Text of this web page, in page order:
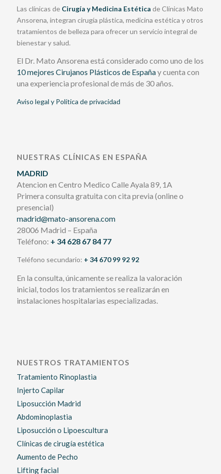
Las clínicas de Cirugía y Medicina Estética de Clínicas Mato
Ansorena, integran cirugía plástica, medicina estética y otros
tratamientos de belleza para ofrecer un servicio integral de
bienestar y salud.
El Dr. Mato Ansorena está considerado como uno de los
10 mejores Cirujanos Plásticos de Españay cuenta con
una experiencia profesional de más de 30 años.
Aviso legal y Política de privacidad
NUESTRAS CLÍNICAS EN ESPAÑA
MADRID
Atencion en Centro Medico Calle Ayala 89, 1A
Primera consulta gratuita con cita previa (online o
presencial)
madrid@mato-ansorena.com
28006 Madrid – España
Teléfono: + 34 628 67 84 77
Teléfono secundario: + 34 670 99 92 92
En la consulta, únicamente se realiza la valoración
inicial, todos los tratamientos se realizarán en
instalaciones hospitalarias especializadas.
NUESTROS TRATAMIENTOS
Tratamiento Rinoplastia
Injerto Capilar
Liposucción Madrid
Abdominoplastia
Liposucción o Lipoescultura
Clínicas de cirugía estética
Aumento de Pecho
Lifting facial